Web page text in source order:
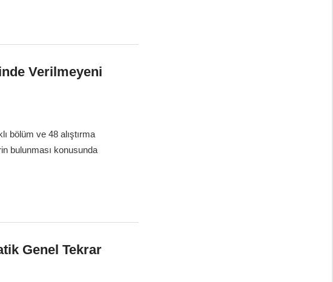
Verilmeyeni
bölüm ve 48 alıştırma
bulunması konusunda
Genel Tekrar